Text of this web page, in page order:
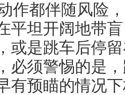
作都伴随风险
平坦开阔地带
或是跳车后停
必须警惕的是
有预瞄的情况